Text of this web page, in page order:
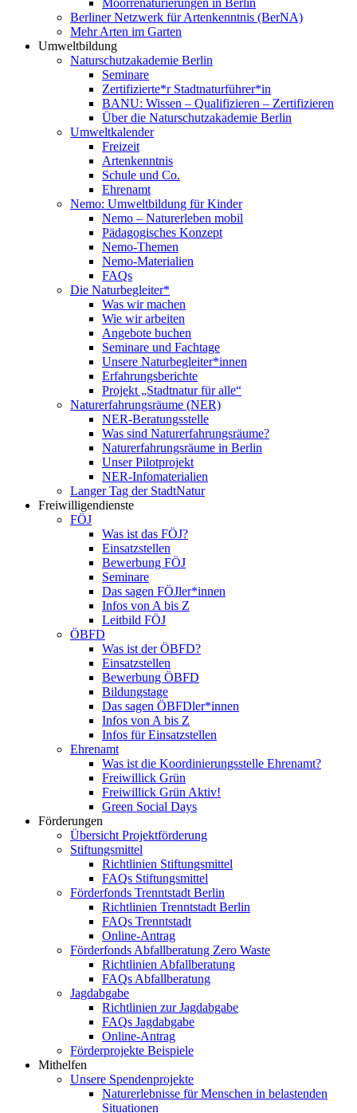
Moorrenaturierungen in Berlin
Berliner Netzwerk für Artenkenntnis (BerNA)
Mehr Arten im Garten
Umweltbildung
Naturschutzakademie Berlin
Seminare
Zertifizierte*r Stadtnaturführer*in
BANU: Wissen – Qualifizieren – Zertifizieren
Über die Naturschutzakademie Berlin
Umweltkalender
Freizeit
Artenkenntnis
Schule und Co.
Ehrenamt
Nemo: Umweltbildung für Kinder
Nemo – Naturerleben mobil
Pädagogisches Konzept
Nemo-Themen
Nemo-Materialien
FAQs
Die Naturbegleiter*
Was wir machen
Wie wir arbeiten
Angebote buchen
Seminare und Fachtage
Unsere Naturbegleiter*innen
Erfahrungsberichte
Projekt „Stadtnatur für alle“
Naturerfahrungsräume (NER)
NER-Beratungsstelle
Was sind Naturerfahrungsräume?
Naturerfahrungsräume in Berlin
Unser Pilotprojekt
NER-Infomaterialien
Langer Tag der StadtNatur
Freiwilligendienste
FÖJ
Was ist das FÖJ?
Einsatzstellen
Bewerbung FÖJ
Seminare
Das sagen FÖJler*innen
Infos von A bis Z
Leitbild FÖJ
ÖBFD
Was ist der ÖBFD?
Einsatzstellen
Bewerbung ÖBFD
Bildungstage
Das sagen ÖBFDler*innen
Infos von A bis Z
Infos für Einsatzstellen
Ehrenamt
Was ist die Koordinierungsstelle Ehrenamt?
Freiwillick Grün
Freiwillick Grün Aktiv!
Green Social Days
Förderungen
Übersicht Projektförderung
Stiftungsmittel
Richtlinien Stiftungsmittel
FAQs Stiftungsmittel
Förderfonds Trenntstadt Berlin
Richtlinien Trenntstadt Berlin
FAQs Trenntstadt
Online-Antrag
Förderfonds Abfallberatung Zero Waste
Richtlinien Abfallberatung
FAQs Abfallberatung
Jagdabgabe
Richtlinien zur Jagdabgabe
FAQs Jagdabgabe
Online-Antrag
Förderprojekte Beispiele
Mithelfen
Unsere Spendenprojekte
Naturerlebnisse für Menschen in belastenden
Situationen